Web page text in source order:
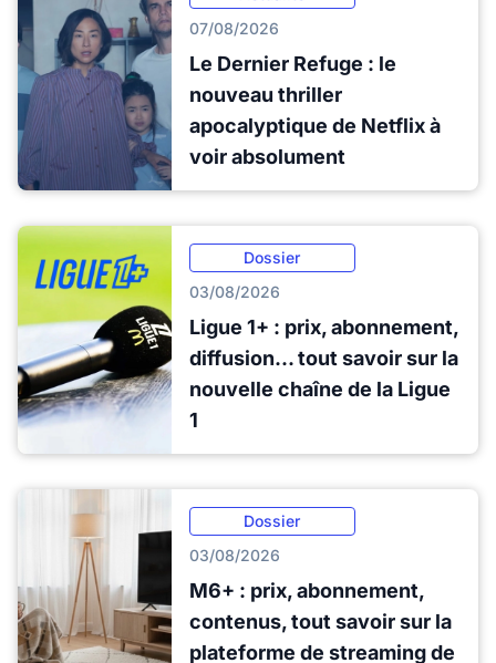
07/08/2026
Le Dernier Refuge : le
nouveau thriller
apocalyptique de Netflix à
voir absolument
Dossier
03/08/2026
Ligue 1+ : prix, abonnement,
diffusion... tout savoir sur la
nouvelle chaîne de la Ligue
1
Dossier
03/08/2026
M6+ : prix, abonnement,
contenus, tout savoir sur la
plateforme de streaming de